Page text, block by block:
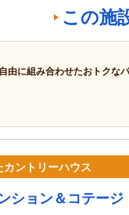
この施
由に組み合わせたおトクな
ントリーハウス
ション＆コテー